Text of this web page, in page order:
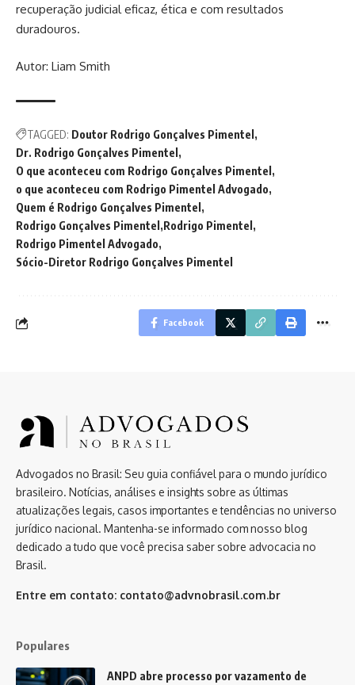
recuperação judicial eficaz, ética e com resultados
duradouros.
Autor: Liam Smith
TAGGED: Doutor Rodrigo Gonçalves Pimentel
Dr. Rodrigo Gonçalves Pimentel
O que aconteceu com Rodrigo Gonçalves Pimentel
o que aconteceu com Rodrigo Pimentel Advogado
Quem é Rodrigo Gonçalves Pimentel
Rodrigo Gonçalves Pimentel Rodrigo Pimentel
Rodrigo Pimentel Advogado
Sócio-Diretor Rodrigo Gonçalves Pimentel
Facebook
Advogados no Brasil: Seu guia confiável para o mundo jurídico
brasileiro. Notícias, análises e insights sobre as últimas
atualizações legais, casos importantes e tendências no universo
jurídico nacional. Mantenha-se informado com nosso blog
dedicado a tudo que você precisa saber sobre advocacia no
Brasil.
Entre em contato: contato@advnobrasil.com.br
Populares
ANPD abre processo por vazamento de